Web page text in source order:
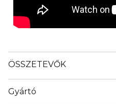
ÖSSZETEVŐK
Gyártó